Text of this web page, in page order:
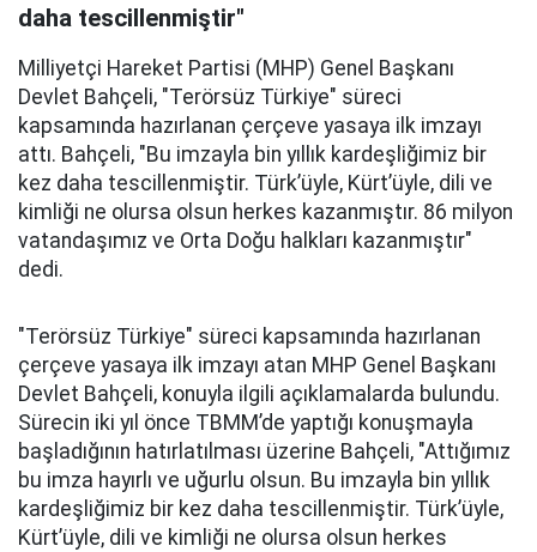
daha tescillenmiştir"
Milliyetçi Hareket Partisi (MHP) Genel Başkanı
Devlet Bahçeli, "Terörsüz Türkiye" süreci
kapsamında hazırlanan çerçeve yasaya ilk imzayı
attı. Bahçeli, "Bu imzayla bin yıllık kardeşliğimiz bir
kez daha tescillenmiştir. Türk’üyle, Kürt’üyle, dili ve
kimliği ne olursa olsun herkes kazanmıştır. 86 milyon
vatandaşımız ve Orta Doğu halkları kazanmıştır"
dedi.
"Terörsüz Türkiye" süreci kapsamında hazırlanan
çerçeve yasaya ilk imzayı atan MHP Genel Başkanı
Devlet Bahçeli, konuyla ilgili açıklamalarda bulundu.
Sürecin iki yıl önce TBMM’de yaptığı konuşmayla
başladığının hatırlatılması üzerine Bahçeli, "Attığımız
bu imza hayırlı ve uğurlu olsun. Bu imzayla bin yıllık
kardeşliğimiz bir kez daha tescillenmiştir. Türk’üyle,
Kürt’üyle, dili ve kimliği ne olursa olsun herkes